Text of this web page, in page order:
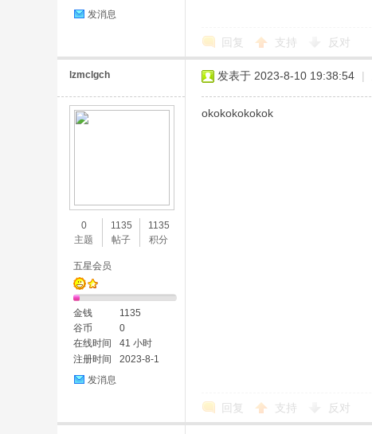
发消息
回复 支持 反对
lzmclgch
0
主题
1135
帖子
1135
积分
五星会员
金钱
1135
谷币
0
在线时间
41 小时
注册时间
2023-8-1
发消息
发表于 2023-8-10 19:38:54 |
okokokokokok
回复 支持 反对